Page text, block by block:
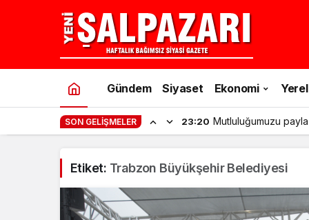
Gündem Siyaset Ekonomi Yerel
SON GELIŞMELER 23:20 Mutluluğumuzu
Etiket: Trabzon Büyükşehir Belediyesi